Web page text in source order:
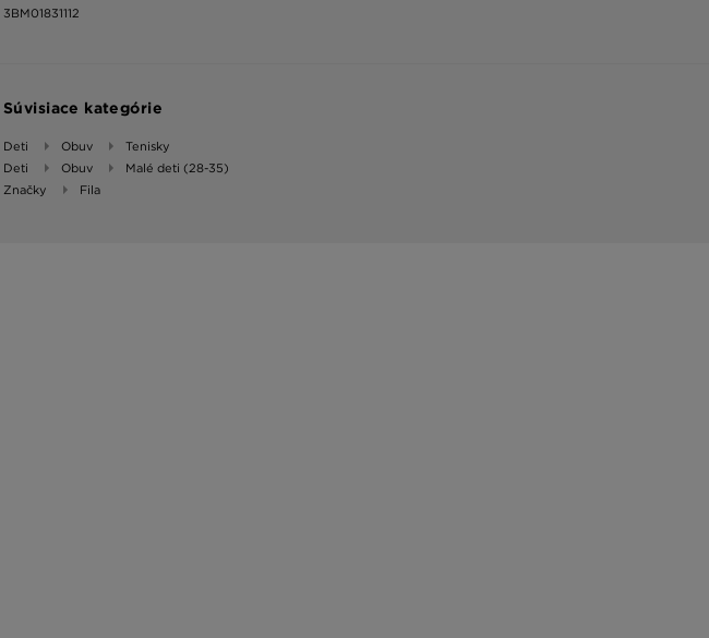
3BM01831112
Súvisiace kategórie
Deti Obuv
Tenisky
Deti
Obuv
Malé deti (28-35)
Značky
Fila